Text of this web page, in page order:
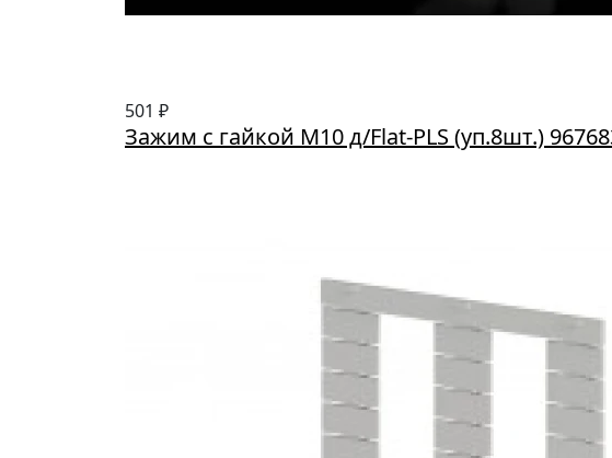
501 ₽
Зажим с гайкой М10 д/Flat-PLS (уп.8шт.)